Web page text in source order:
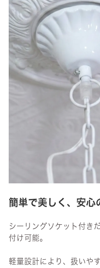
簡単で美しく、安心
シーリングソケット付き
付け可能。
軽量設計により、扱いや